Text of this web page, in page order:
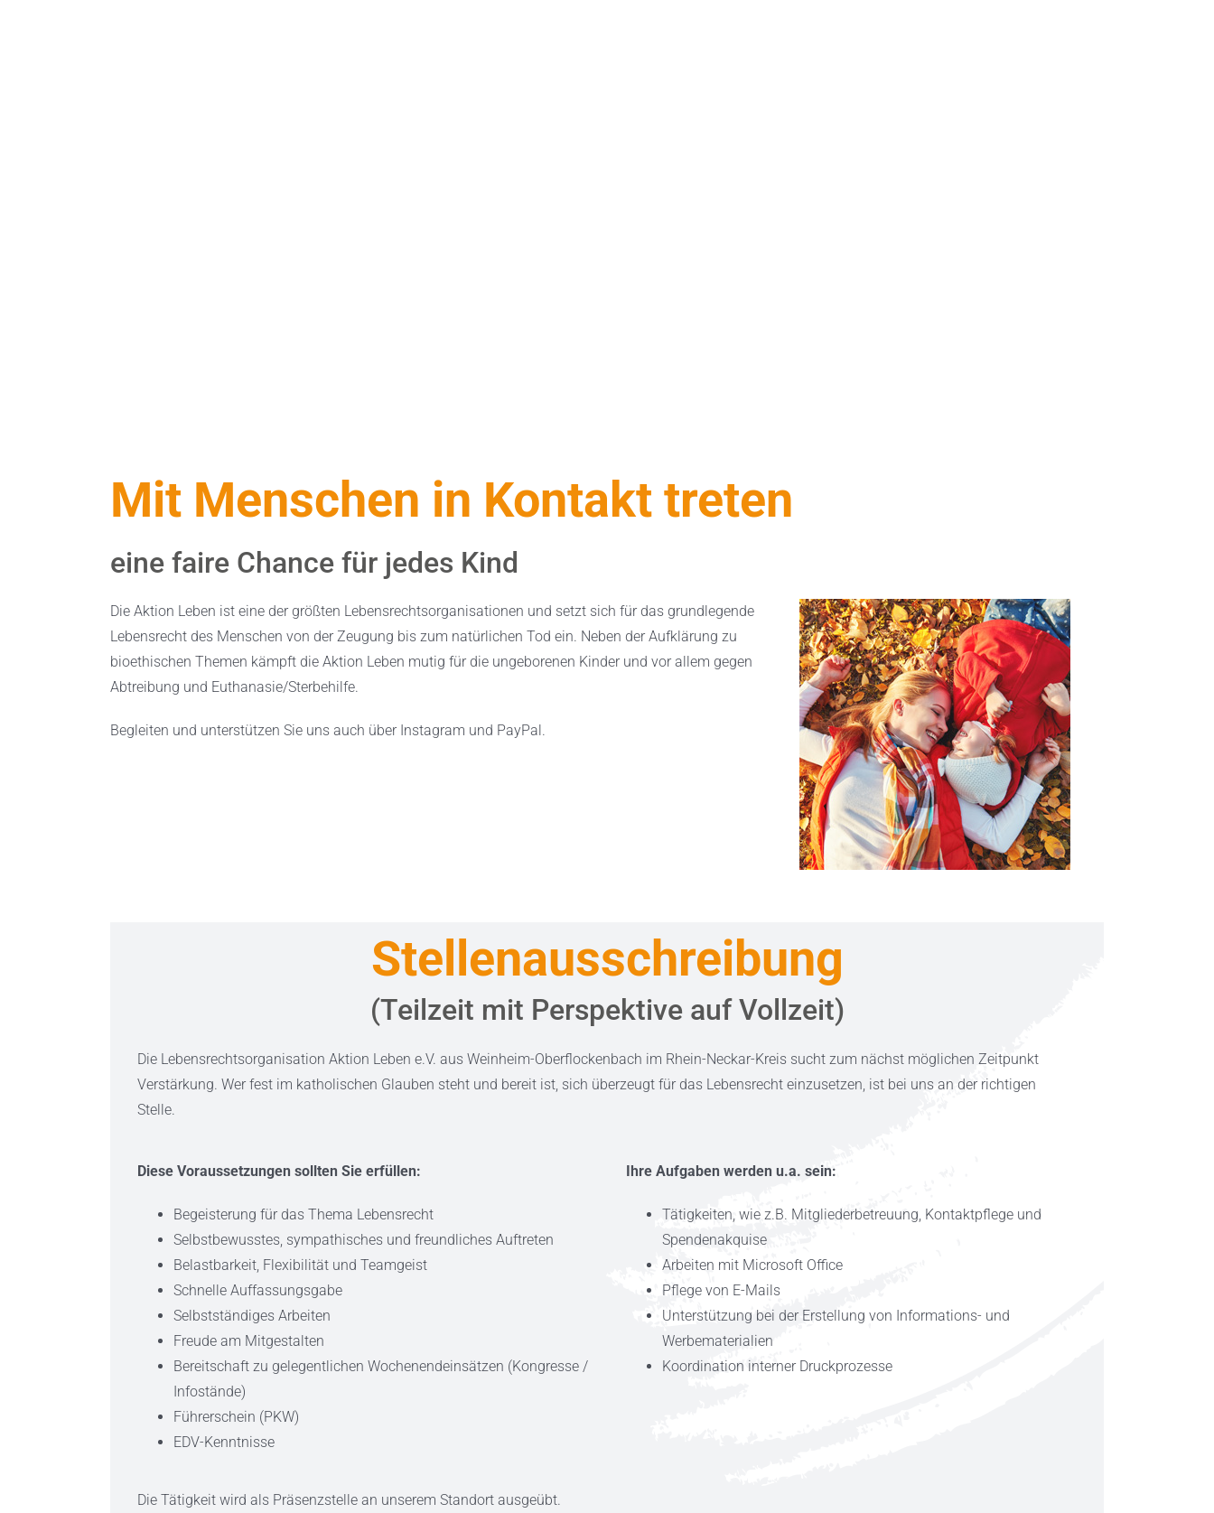
Mit Menschen in Kontakt treten
eine faire Chance für jedes Kind
Die Aktion Leben ist eine der größten Lebensrechtsorganisationen und setzt sich für das grundlegende
Lebensrecht des Menschen von der Zeugung bis zum natürlichen Tod ein. Neben der Aufklärung zu
bioethischen Themen kämpft die Aktion Leben mutig für die ungeborenen Kinder und vor allem gegen
Abtreibung und Euthanasie/Sterbehilfe.
Begleiten und unterstützen Sie uns auch über Instagram und PayPal.
Stellenausschreibung
(Teilzeit mit Perspektive auf Vollzeit)
Die Lebensrechtsorganisation Aktion Leben e.V. aus Weinheim-Oberflockenbach im Rhein-Neckar-Kreis sucht zum nächst möglichen Zeitpunkt
Verstärkung. Wer fest im katholischen Glauben steht und bereit ist, sich überzeugt für das Lebensrecht einzusetzen, ist bei uns an der richtigen
Stelle.
Diese Voraussetzungen sollten Sie erfüllen:
Begeisterung für das Thema Lebensrecht
Selbstbewusstes, sympathisches und freundliches Auftreten
Belastbarkeit, Flexibilität und Teamgeist
Schnelle Auffassungsgabe
Selbstständiges Arbeiten
Freude am Mitgestalten
Bereitschaft zu gelegentlichen Wochenendeinsätzen (Kongresse /
Infostände)
Führerschein (PKW)
EDV-Kenntnisse
Ihre Aufgaben werden u.a. sein:
Tätigkeiten, wie z.B. Mitgliederbetreuung, Kontaktpflege und
Spendenakquise
Arbeiten mit Microsoft Office
Pflege von E-Mails
Unterstützung bei der Erstellung von Informations- und
Werbematerialien
Koordination interner Druckprozesse
Die Tätigkeit wird als Präsenzstelle an unserem Standort ausgeübt.